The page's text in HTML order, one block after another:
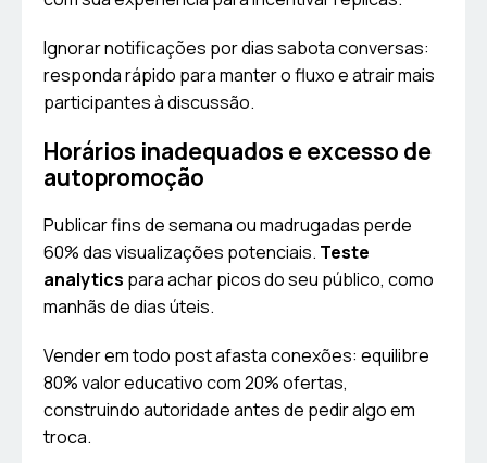
Ignorar notificações por dias sabota conversas:
responda rápido para manter o fluxo e atrair mais
participantes à discussão.
Horários inadequados e excesso de
autopromoção
Publicar fins de semana ou madrugadas perde
60% das visualizações potenciais. Teste
analytics para achar picos do seu público, como
manhãs de dias úteis.
Vender em todo post afasta conexões: equilibre
80% valor educativo com 20% ofertas,
construindo autoridade antes de pedir algo em
troca.